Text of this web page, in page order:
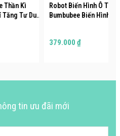
Thần Kì
Tăng Tư Duy
Robot Biến Hình Ô Tô
Bumbubee Biến Hình 2
379.000 ₫
tin ưu đãi mới